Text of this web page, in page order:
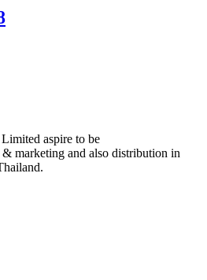
aspire to be
marketing and also distribution in